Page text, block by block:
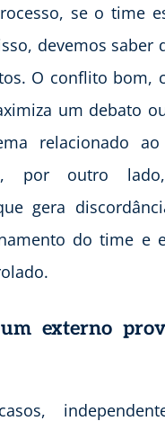
se o time
devemos saber
O conflito bom,
um debato
relacionado
por outro
gera
do time e
externo